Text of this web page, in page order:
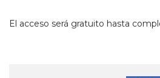
El acceso será gratuito hasta